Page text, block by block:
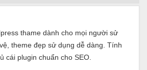
thame dành cho mọi người sử
theme đẹp sử dụng dễ dàng. Tính
cái plugin chuẩn cho SEO.